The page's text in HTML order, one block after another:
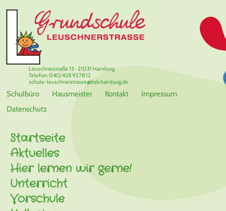
Schulbüro Hausmeister Kontakt
Impressum
Datenschutz
Leuschnerstraße 13 · 21031 Hamburg
Telefon: 040/428 93 78 12
schule-leuschnerstrasse@bsb.hamburg.de
Startseite
Aktuelles
Hier lernen wir gerne!
Unterricht
Vorschule